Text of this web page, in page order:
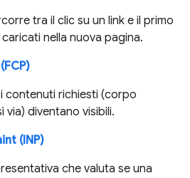
tra il clic su un link e il primo
nella nuova pagina.
contenuti richiesti (corpo
via) diventano visibili.
(INP)
che valuta se una